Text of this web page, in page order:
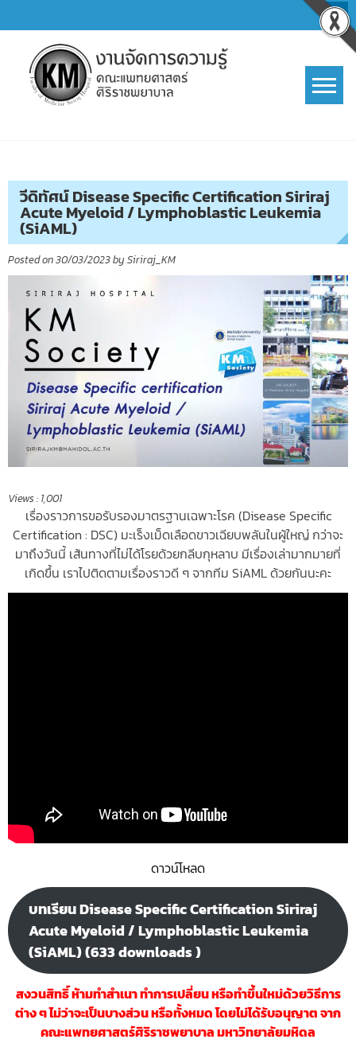
to
content
วีดิทัศน์ Disease Specific Certification Siriraj
Acute Myeloid / Lymphoblastic Leukemia
(SiAML)
Posted on30/03/2023by Siriraj_KM
Views : 1,001
เรื่องราวการขอรับรองมาตรฐานเฉพาะโรค (Disease Specific
Certification : DSC) มะเร็งเม็ดเลือดขาวเฉียบพลันในผู้ใหญ่ กว่าจะ
มาถึงวันนี้ เส้นทางที่ไม่ได้โรยด้วยกลีบกุหลาบ มีเรื่องเล่ามากมายที่
เกิดขึ้น เราไปติดตามเรื่องราวดี ๆ จากทีม SiAML ด้วยกันนะคะ
ดาวน์โหลด
บทเรียน Disease Specific Certification Siriraj
Acute Myeloid / Lymphoblastic Leukemia
(SiAML) (633 downloads )
สงวนสิทธิ์ ห้ามทำสำเนา ทำการเปลี่ยน หรือทำขึ้นใหม่ด้วยวิธีการ
ต่าง ๆ ไม่ว่าจะเป็นบางส่วน หรือทั้งหมด โดยไม่ได้รับอนุญาต จาก
คณะแพทยศาสตร์ศิริราชพยาบาล มหาวิทยาลัยมหิดล